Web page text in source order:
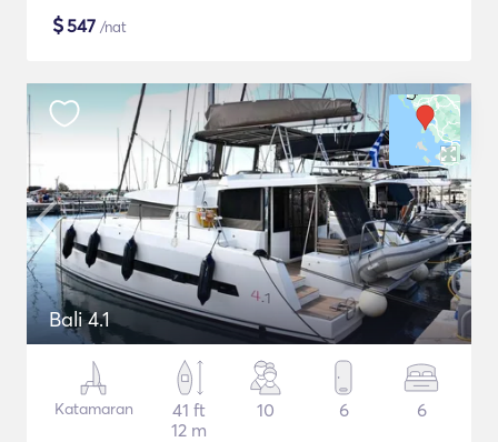
$547 /nat
Bali 4.1
Katamaran
41 ft
12 m
10 6 6